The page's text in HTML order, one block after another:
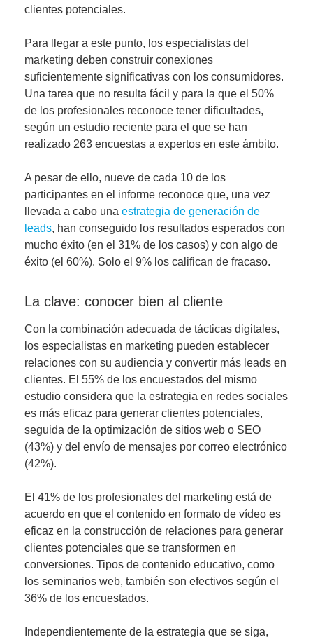
clientes potenciales.
Para llegar a este punto, los especialistas del
marketing deben construir conexiones
suficientemente significativas con los consumidores.
Una tarea que no resulta fácil y para la que el 50%
de los profesionales reconoce tener dificultades,
según un estudio reciente para el que se han
realizado 263 encuestas a expertos en este ámbito.
A pesar de ello, nueve de cada 10 de los
participantes en el informe reconoce que, una vez
llevada a cabo una estrategia de generación de
leads, han conseguido los resultados esperados con
mucho éxito (en el 31% de los casos) y con algo de
éxito (el 60%). Solo el 9% los califican de fracaso.
La clave: conocer bien al cliente
Con la combinación adecuada de tácticas digitales,
los especialistas en marketing pueden establecer
relaciones con su audiencia y convertir más leads en
clientes. El 55% de los encuestados del mismo
estudio considera que la estrategia en redes sociales
es más eficaz para generar clientes potenciales,
seguida de la optimización de sitios web o SEO
(43%) y del envío de mensajes por correo electrónico
(42%).
El 41% de los profesionales del marketing está de
acuerdo en que el contenido en formato de vídeo es
eficaz en la construcción de relaciones para generar
clientes potenciales que se transformen en
conversiones. Tipos de contenido educativo, como
los seminarios web, también son efectivos según el
36% de los encuestados.
Independientemente de la estrategia que se siga,